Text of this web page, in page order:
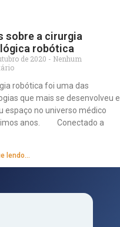
sobre a cirurgia
robótica
de 2020
Nenhum
robótica foi uma das
que mais se desenvolveu e
espaço no universo médico
anos. ⠀ ⠀ Conectado a
lendo...